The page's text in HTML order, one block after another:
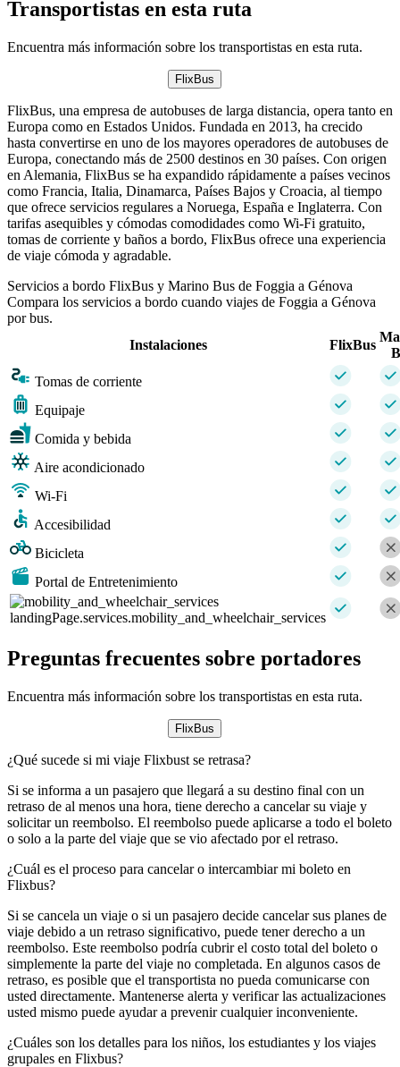
Transportistas en esta ruta
Encuentra más información sobre los transportistas en esta ruta.
FlixBus
FlixBus, una empresa de autobuses de larga distancia, opera tanto en
Europa como en Estados Unidos. Fundada en 2013, ha crecido
hasta convertirse en uno de los mayores operadores de autobuses de
Europa, conectando más de 2500 destinos en 30 países. Con origen
en Alemania, FlixBus se ha expandido rápidamente a países vecinos
como Francia, Italia, Dinamarca, Países Bajos y Croacia, al tiempo
que ofrece servicios regulares a Noruega, España e Inglaterra. Con
tarifas asequibles y cómodas comodidades como Wi-Fi gratuito,
tomas de corriente y baños a bordo, FlixBus ofrece una experiencia
de viaje cómoda y agradable.
Servicios a bordo FlixBus y Marino Bus de Foggia a Génova
Compara los servicios a bordo cuando viajes de Foggia a Génova
por bus.
Instalaciones
FlixBus
Tomas de corriente
Equipaje
Comida y bebida
Aire acondicionado
Wi-Fi
Accesibilidad
Bicicleta
Portal de Entretenimiento
landingPage.services.mobility_and_wheelchair_services
Preguntas frecuentes sobre portadores
Encuentra más información sobre los transportistas en esta ruta.
FlixBus
¿Qué sucede si mi viaje Flixbust se retrasa?
Si se informa a un pasajero que llegará a su destino final con un
retraso de al menos una hora, tiene derecho a cancelar su viaje y
solicitar un reembolso. El reembolso puede aplicarse a todo el boleto
o solo a la parte del viaje que se vio afectado por el retraso.
¿Cuál es el proceso para cancelar o intercambiar mi boleto en
Flixbus?
Si se cancela un viaje o si un pasajero decide cancelar sus planes de
viaje debido a un retraso significativo, puede tener derecho a un
reembolso. Este reembolso podría cubrir el costo total del boleto o
simplemente la parte del viaje no completada. En algunos casos de
retraso, es posible que el transportista no pueda comunicarse con
usted directamente. Mantenerse alerta y verificar las actualizaciones
usted mismo puede ayudar a prevenir cualquier inconveniente.
¿Cuáles son los detalles para los niños, los estudiantes y los viajes
grupales en Flixbus?